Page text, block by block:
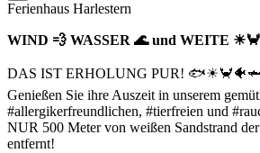
Ferienhaus Harlestern
WIND 💨 WASSER 🌊 und WEITE ☀🦀
DAS IST ERHOLUNG PUR!
Genießen Sie ihre Auszeit in unserem
#allergikerfreundlichen, #tierfreien und
NUR 500 Meter von weißen Sandstrand
entfernt!